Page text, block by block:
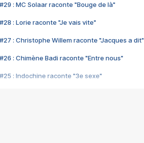
#29 : MC Solaar raconte "Bouge de là"
#28 : Lorie raconte "Je vais vite"
#27 : Christophe Willem raconte "Jacques a dit"
#26 : Chimène Badi raconte "Entre nous"
#25 : Indochine raconte "3e sexe"